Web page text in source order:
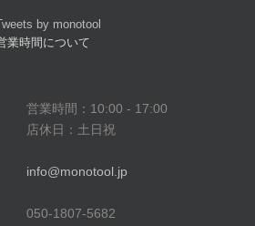
by monotool
業時間について
営業時間：10:00 - 17:00
店休日：土日祝
info@monotool.jp
050-1807-5682